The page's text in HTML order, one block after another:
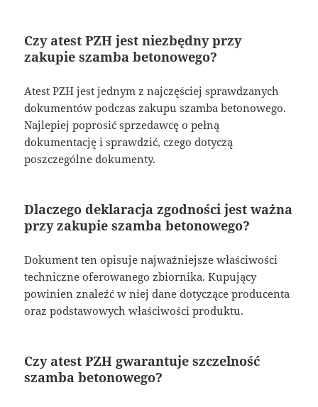
Czy atest PZH jest niezbędny przy
zakupie szamba betonowego?
Atest PZH jest jednym z najczęściej sprawdzanych
dokumentów podczas zakupu szamba betonowego.
Najlepiej poprosić sprzedawcę o pełną
dokumentację i sprawdzić, czego dotyczą
poszczególne dokumenty.
Dlaczego deklaracja zgodności jest ważna
przy zakupie szamba betonowego?
Dokument ten opisuje najważniejsze właściwości
techniczne oferowanego zbiornika. Kupujący
powinien znaleźć w niej dane dotyczące producenta
oraz podstawowych właściwości produktu.
Czy atest PZH gwarantuje szczelność
szamba betonowego?